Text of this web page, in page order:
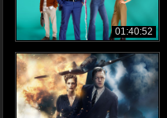
01:40:52